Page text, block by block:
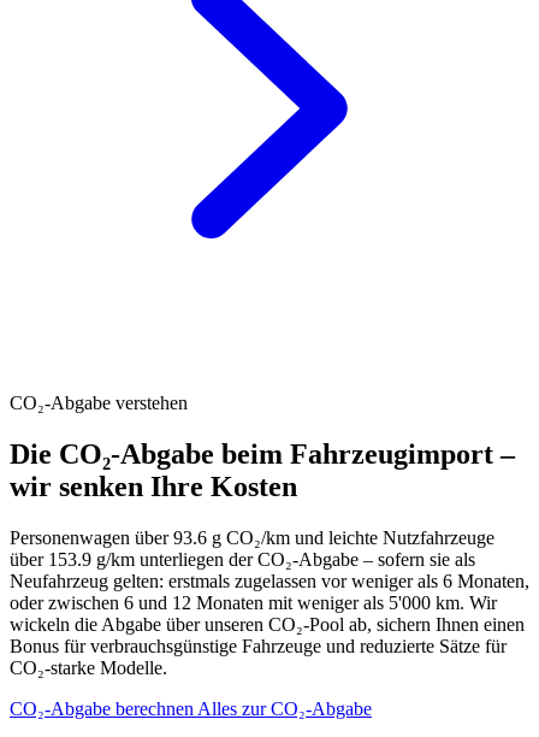
CO₂-Abgabe verstehen
Die CO₂-Abgabe beim Fahrzeugimport –
wir senken Ihre Kosten
Personenwagen über 93.6 g CO₂/km und leichte Nutzfahrzeuge
über 153.9 g/km unterliegen der CO₂-Abgabe – sofern sie als
Neufahrzeug gelten: erstmals zugelassen vor weniger als 6 Monaten,
oder zwischen 6 und 12 Monaten mit weniger als 5'000 km. Wir
wickeln die Abgabe über unseren CO₂-Pool ab, sichern Ihnen einen
Bonus für verbrauchsgünstige Fahrzeuge und reduzierte Sätze für
CO₂-starke Modelle.
CO₂-Abgabe berechnen Alles zur CO₂-Abgabe